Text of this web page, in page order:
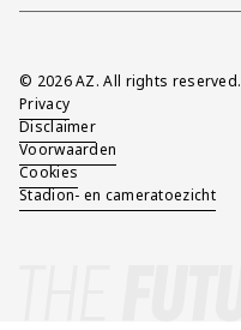
Overig
© 2026 AZ. All rights reserved.
Privacy
Disclaimer
Voorwaarden
Cookies
Stadion- en cameratoezicht